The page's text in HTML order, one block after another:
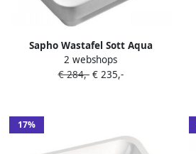
Sapho Wastafel Sott Aqua
Rechthoekig 47.8x41.7x15.5 cm
Keramiek Wit
2 webshops
€ 284,-€ 235,-
17%